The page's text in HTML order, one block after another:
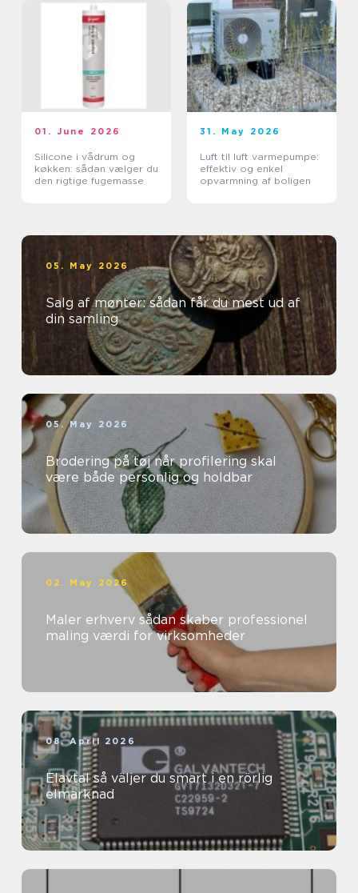
01. June 2026
Silicone i vådrum og
køkken: sådan vælger du
den rigtige fugemasse
31. May 2026
Luft til luft varmepumpe:
effektiv og enkel
opvarmning af boligen
05. May 2026
Salg af mønter: sådan får du mest ud af
din samling
05. May 2026
Brodering på tøj når profilering skal
være både personlig og holdbar
02. May 2026
Maler erhverv sådan skaber professionel
maling værdi for virksomheder
08. April 2026
Elavtal så väljer du smart i en rörlig
elmarknad